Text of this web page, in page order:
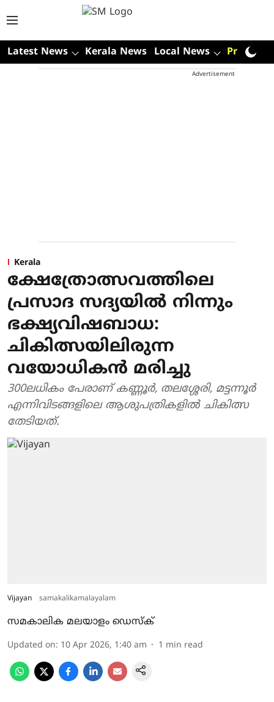
Latest News Kerala News Local News Premium
Advertisement
Kerala
ക്ഷേത്രോത്സവത്തിലെ
പ്രസാദ സദ്യയില്‍ നിന്നും
ഭക്ഷ്യവിഷബാധ:
ചികിത്സയിലിരുന്ന
വയോധികന്‍ മരിച്ചു
300ലധികം പേരാണ് കണ്ണൂര്‍, തലശ്ശേരി, മട്ടന്നൂര്‍
എന്നിവിടങ്ങളിലെ ആശുപത്രികളില്‍ ചികിത്സ
തേടിയത്.
Vijayan samakalikamalayalam
സമകാലിക മലയാളം ഡെസ്ക്
Updated on: 10 Apr 2026, 1:40 am 1 min read